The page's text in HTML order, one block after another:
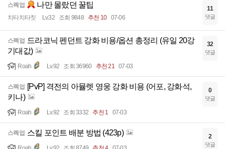
스펙업 나만 몰랐던 꿀팁
치타치타칫 Lv.32 조회 9848 추천 10 07-06
11
댓글
스펙업
드라코닉 펜던트 강화 비용/옵션 총정리 (유일 20강
기대값)
Roah Lv.92 조회 36960 추천 21 07-03
32
댓글
스펙업
[PvP] 격전의 아뮬렛 영웅 강화 비용 (어포, 강화석,
키나)
Roah Lv.92 조회 3332 추천 1 07-03
0
댓글
스펙업 스킬 포인트 배분 방법 (423p) 2
댓글